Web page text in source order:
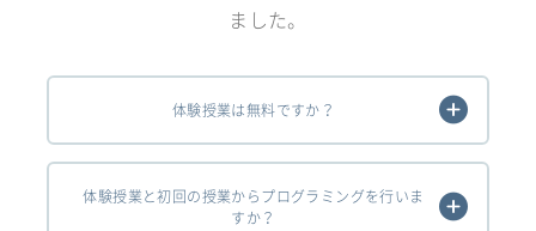
ました。
体験授業は無料ですか？
体験授業と初回の授業からプログラミングを行いま
すか？